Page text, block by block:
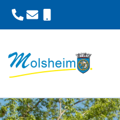
Panneau de gestion des